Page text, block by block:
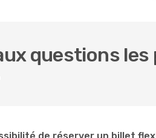
questions